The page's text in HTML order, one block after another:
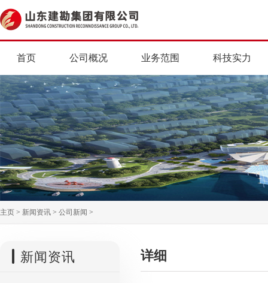
首页 公司概况 业务范围 科技实力
主页 > 新闻资讯 > 公司新闻 >
新闻资讯 详细